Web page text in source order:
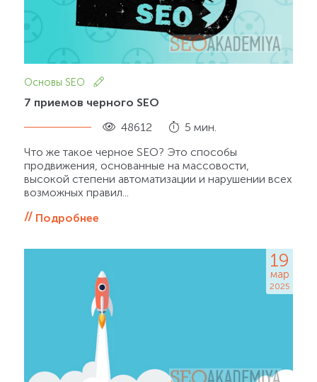
Основы SEO
7 приемов черного SEO
48612 5 мин.
Что же такое черное SEO? Это способы
продвижения, основанные на массовости,
высокой степени автоматизации и нарушении всех
возможных правил...
Подробнее
19
мар
2025